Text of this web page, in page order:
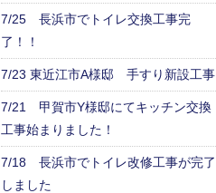
7/25 長浜市でトイレ交換工事完
了！！
7/23 東近江市A様邸 手すり新設工事
7/21 甲賀市Y様邸にてキッチン交換
工事始まりました！
7/18 長浜市でトイレ改修工事が完了
しました